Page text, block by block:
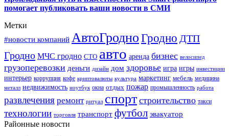
помогает публиковать ваши новости в СМИ
Метки
#новости компаний АвтоГродноГродно ДТП
Гродно МЧС гродно СТО авто аренда бизнес велосипед
грузоперевозки деньги дизайн дом здоровье игра игры инвестиции
интерьер коррупция кофе криптовалюты культура маркетинг мебель медицина
металл недвижимость ноутбук окна отдых пожар промышленность работа
развлечения ремонт ритуал спорт строительство такси
технологии торговля транспорт футбол эвакуатор
Районные новости